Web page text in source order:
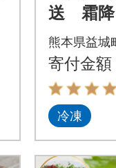
送 霜降
0g(益城
熊本県益城
寄付金額
冷凍